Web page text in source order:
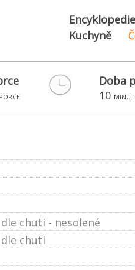
Encyklopedie
Kuchyně
porce
Doba
10 minut
dle chuti - nesolené
dle chuti